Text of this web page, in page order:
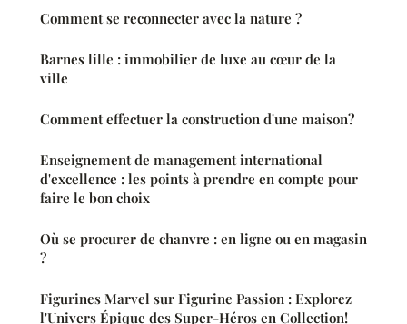
Comment se reconnecter avec la nature ?
Barnes lille : immobilier de luxe au cœur de la
ville
Comment effectuer la construction d'une maison?
Enseignement de management international
d'excellence : les points à prendre en compte pour
faire le bon choix
Où se procurer de chanvre : en ligne ou en magasin
?
Figurines Marvel sur Figurine Passion : Explorez
l'Univers Épique des Super-Héros en Collection!